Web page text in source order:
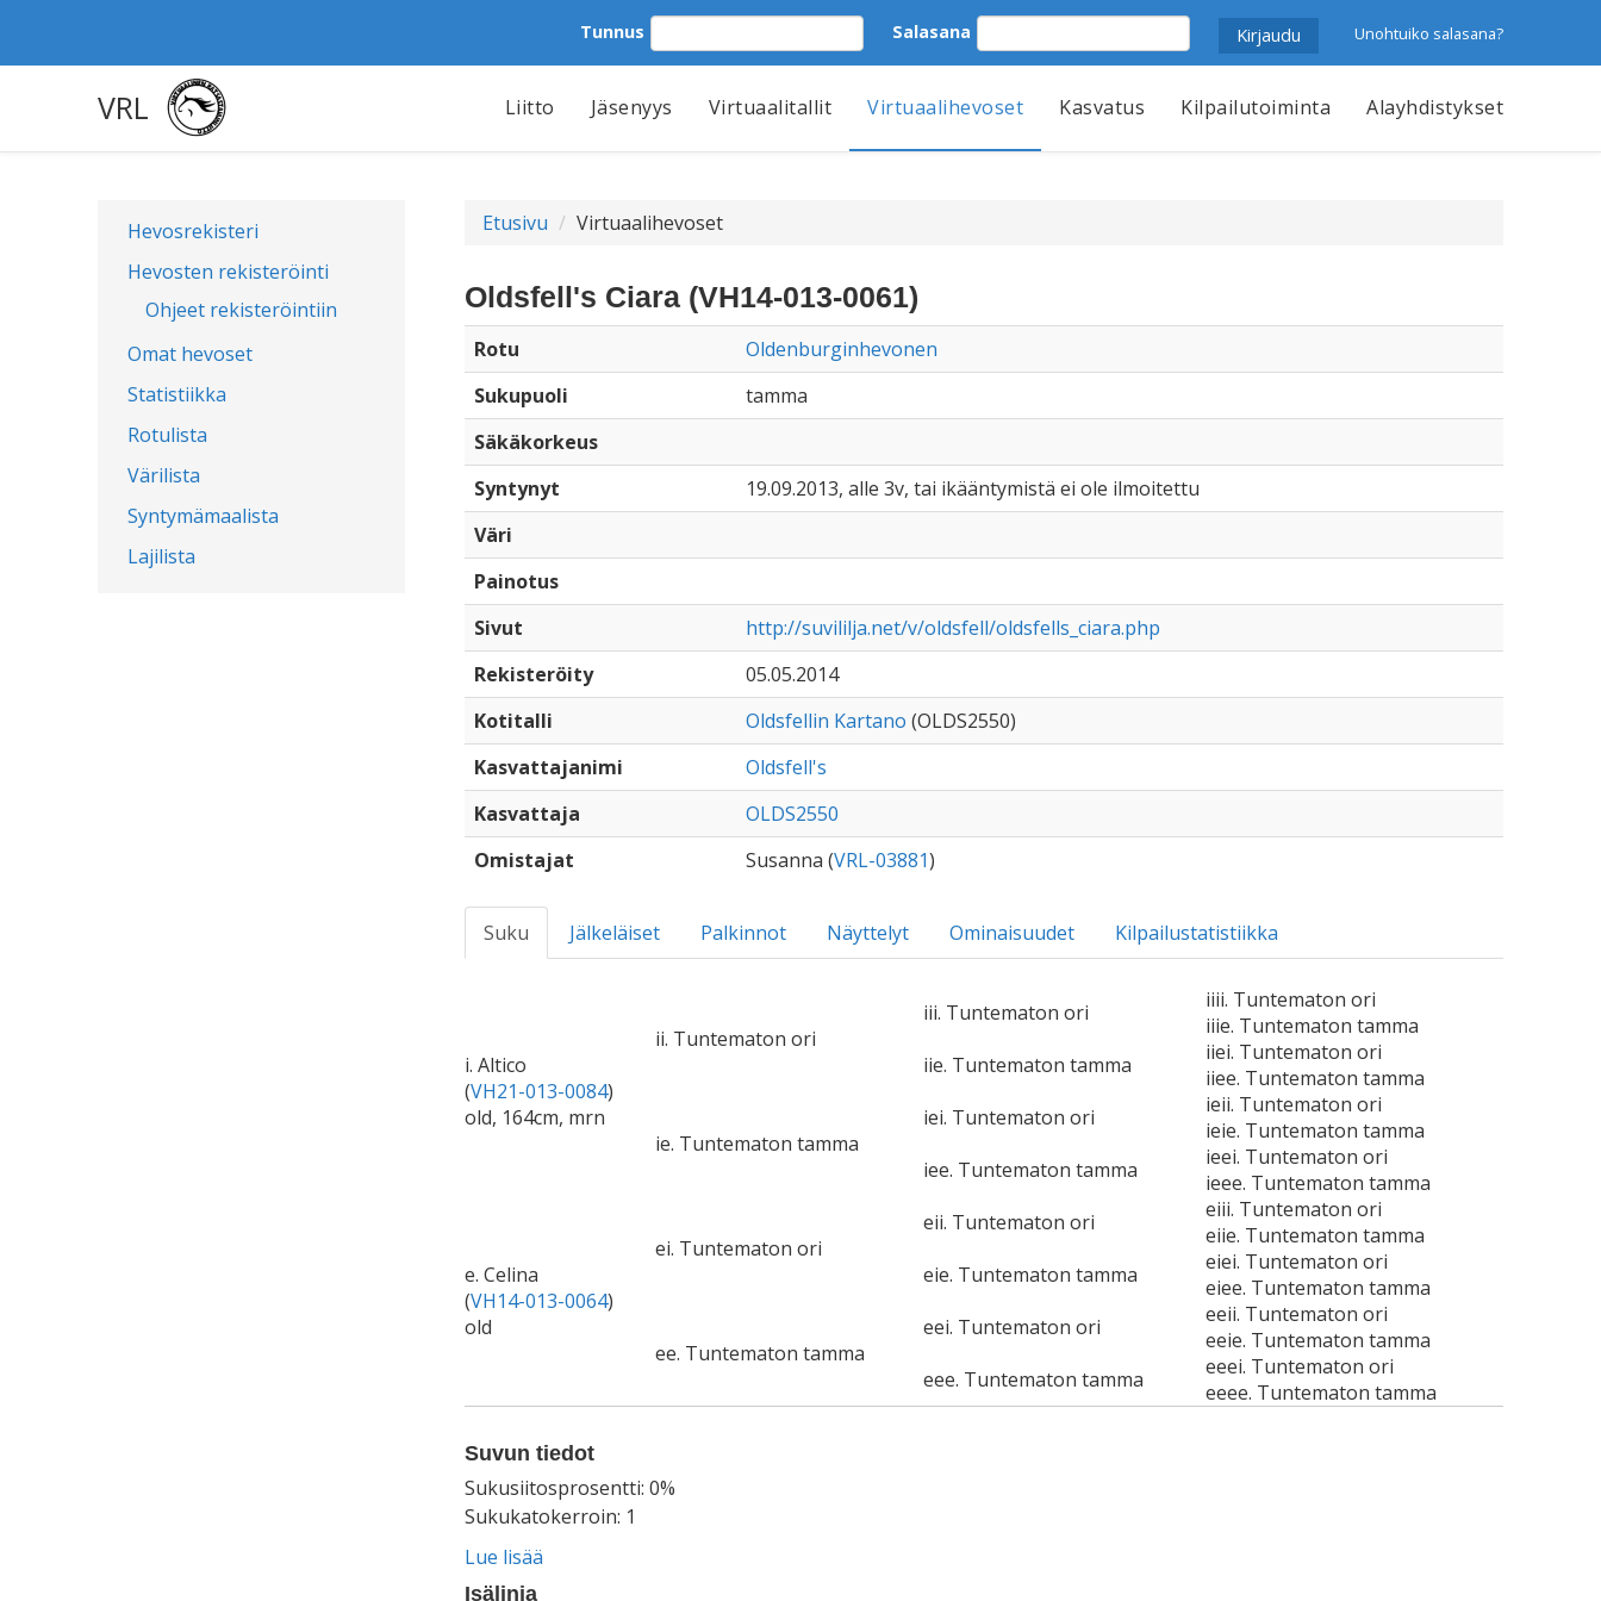
Tunnus Salasana Unohtuiko salasana?
VRL Liitto Jäsenyys Virtuaalitallit Virtuaalihevoset Kasvatus Kilpailutoiminta Alayhdistykset
Hevosrekisteri
Hevosten rekisteröinti
Ohjeet rekisteröintiin
Omat hevoset
Statistiikka
Rotulista
Värilista
Syntymämaalista
Lajilista
Etusivu Virtuaalihevoset
Oldsfell's Ciara (VH14-013-0061)
Rotu
Oldenburginhevonen
Sukupuoli
tamma
Säkäkorkeus
Syntynyt
19.09.2013, alle 3v, tai ikääntymistä ei ole ilmoitettu
Väri
Painotus
Sivut
http://suvililja.net/v/oldsfell/oldsfells_ciara.php
Rekisteröity
05.05.2014
Kotitalli
Oldsfellin Kartano (OLDS2550)
Kasvattajanimi
Oldsfell's
Kasvattaja
OLDS2550
Omistajat
Susanna (VRL-03881)
Suku Jälkeläiset Palkinnot Näyttelyt Ominaisuudet Kilpailustatistiikka
i. Altico
(VH21-013-0084)
old, 164cm, mrn
ii. Tuntematon ori
iii. Tuntematon ori
iiii. Tuntematon ori
iiie. Tuntematon tamma
iie. Tuntematon tamma
iiei. Tuntematon ori
iiee. Tuntematon tamma
ie. Tuntematon tamma
iei. Tuntematon ori
ieii. Tuntematon ori
ieie. Tuntematon tamma
iee. Tuntematon tamma
ieei. Tuntematon ori
ieee. Tuntematon tamma
e. Celina
(VH14-013-0064)
old
ei. Tuntematon ori
eii. Tuntematon ori
eiii. Tuntematon ori
eiie. Tuntematon tamma
eie. Tuntematon tamma
eiei. Tuntematon ori
eiee. Tuntematon tamma
ee. Tuntematon tamma
eei. Tuntematon ori
eeii. Tuntematon ori
eeie. Tuntematon tamma
eee. Tuntematon tamma
eeei. Tuntematon ori
eeee. Tuntematon tamma
Suvun tiedot
Sukusiitosprosentti: 0%
Sukukatokerroin: 1
Lue lisää
Isälinja